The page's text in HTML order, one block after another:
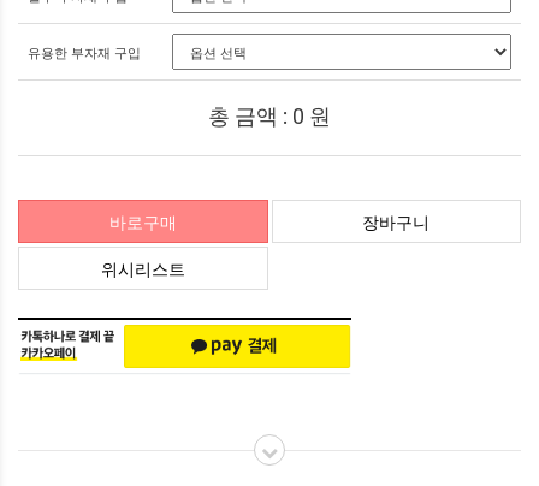
유용한 부자재 구입
총 금액 : 0 원
바로구매
장바구니
위시리스트